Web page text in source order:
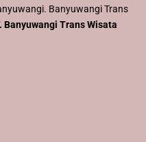
Banyuwangi Trans
Banyuwangi Trans Wisata